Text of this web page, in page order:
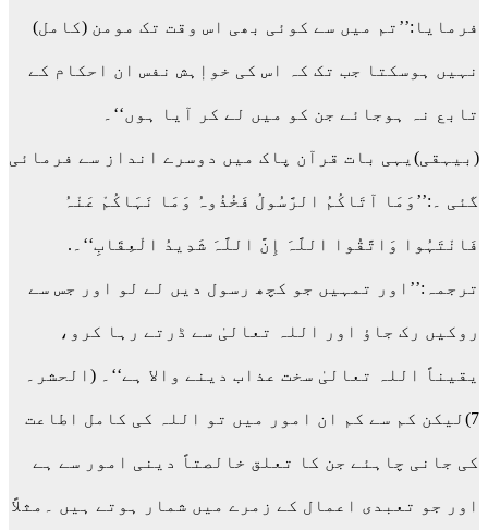
فرمایا:’’تم میں سے کوئی بھی اس وقت تک مومن (کامل)
نہیں ہوسکتا جب تک کہ اس کی خواٖہش نفس ان احکام کے
تابع نہ ہوجائے جن کو میں لے کر آیا ہوں‘‘۔
(بیہقی)یہی بات قرآن پاک میں دوسرے انداز سے فرمائی
گئی ۔:’’وَمَا آتَاکُمُ الرَّسُولُ فَخُذُوہُ وَمَا نَہَاکُمْ عَنْہُ
فَانْتَہُوا وَاتَّقُوا اللَّہَ إِنَّ اللَّہَ شَدِیدُ الْعِقَابِ‘‘۔.
ترجمہ:’’اور تمہیں جو کچھ رسول دیں لے لو اور جس سے
روکیں رک جاؤ اور اللہ تعالیٰ سے ڈرتے رہا کرو،
یقیناً اللہ تعالیٰ سخت عذاب دینے والا ہے‘‘۔ (الحشر۔
7)لیکن کم سے کم ان امور میں تو اللہ کی کامل اطاعت
کی جانی چاہئے جن کا تعلق خالصتاً دینی امور سے ہے
اور جو تعبدی اعمال کے زمرے میں شمار ہوتے ہیں ۔مثلاً